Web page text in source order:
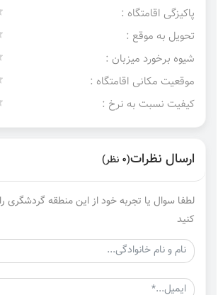
پاکیزگی اقامتگاه :
تحویل به موقع :
شیوه برخورد میزبان :
موقعیت مکانی اقامتگاه :
کیفیت نسبت به نرخ :
ارسال نظرات(0 نظر)
لطفا سوال یا تجربه خود از این منطقه گردشگری
کنید